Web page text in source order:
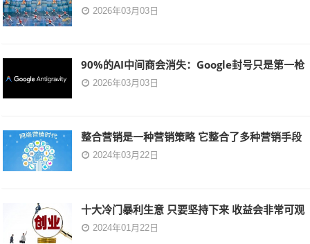
2026年03月03日
90%的AI中间商会消失：Google封号只是第一枪
2026年03月03日
整合营销是一种营销策略 它整合了多种营销手段
2024年03月22日
十大冷门暴利生意 只要坚持下来 收益会非常可观
2024年01月22日